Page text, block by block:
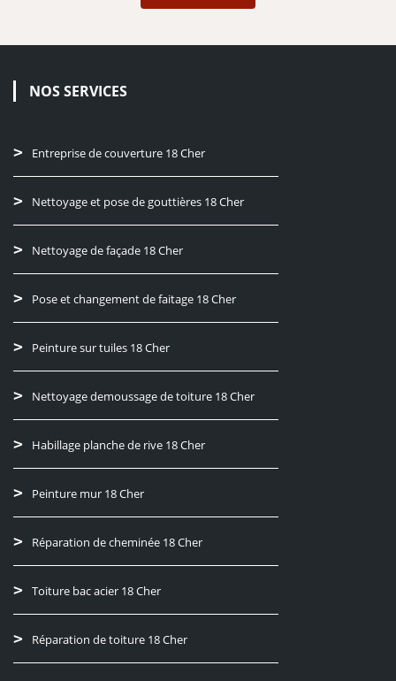
NOS SERVICES
Entreprise de couverture 18 Cher
Nettoyage et pose de gouttières 18 Cher
Nettoyage de façade 18 Cher
Pose et changement de faitage 18 Cher
Peinture sur tuiles 18 Cher
Nettoyage demoussage de toiture 18 Cher
Habillage planche de rive 18 Cher
Peinture mur 18 Cher
Réparation de cheminée 18 Cher
Toiture bac acier 18 Cher
Réparation de toiture 18 Cher